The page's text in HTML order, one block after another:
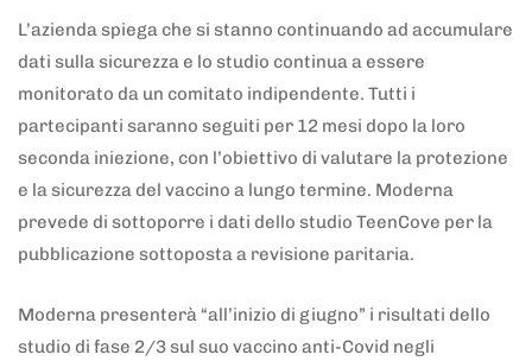
L’azienda spiega che si stanno continuando ad accumulare
dati sulla sicurezza e lo studio continua a essere
monitorato da un comitato indipendente. Tutti i
partecipanti saranno seguiti per 12 mesi dopo la loro
seconda iniezione, con l’obiettivo di valutare la protezione
e la sicurezza del vaccino a lungo termine. Moderna
prevede di sottoporre i dati dello studio TeenCove per la
pubblicazione sottoposta a revisione paritaria.
Moderna presenterà “all’inizio di giugno” i risultati dello
studio di fase 2/3 sul suo vaccino anti-Covid negli